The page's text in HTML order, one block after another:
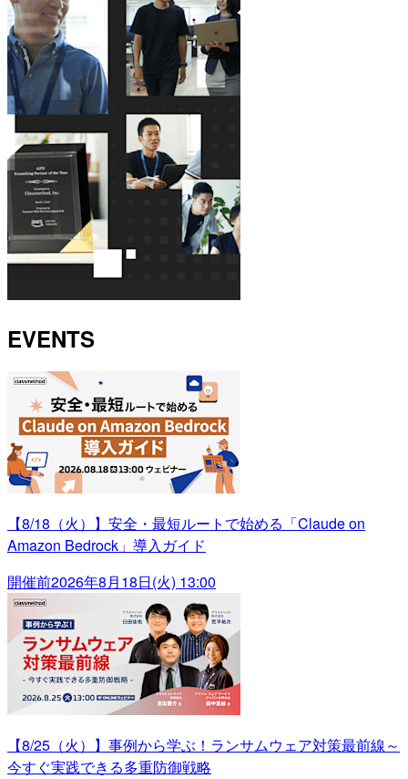
EVENTS
【8/18（火）】安全・最短ルートで始める「Claude on
Amazon Bedrock」導入ガイド
開催前2026年8月18日(火) 13:00
【8/25（火）】事例から学ぶ！ランサムウェア対策最前線～
今すぐ実践できる多重防御戦略